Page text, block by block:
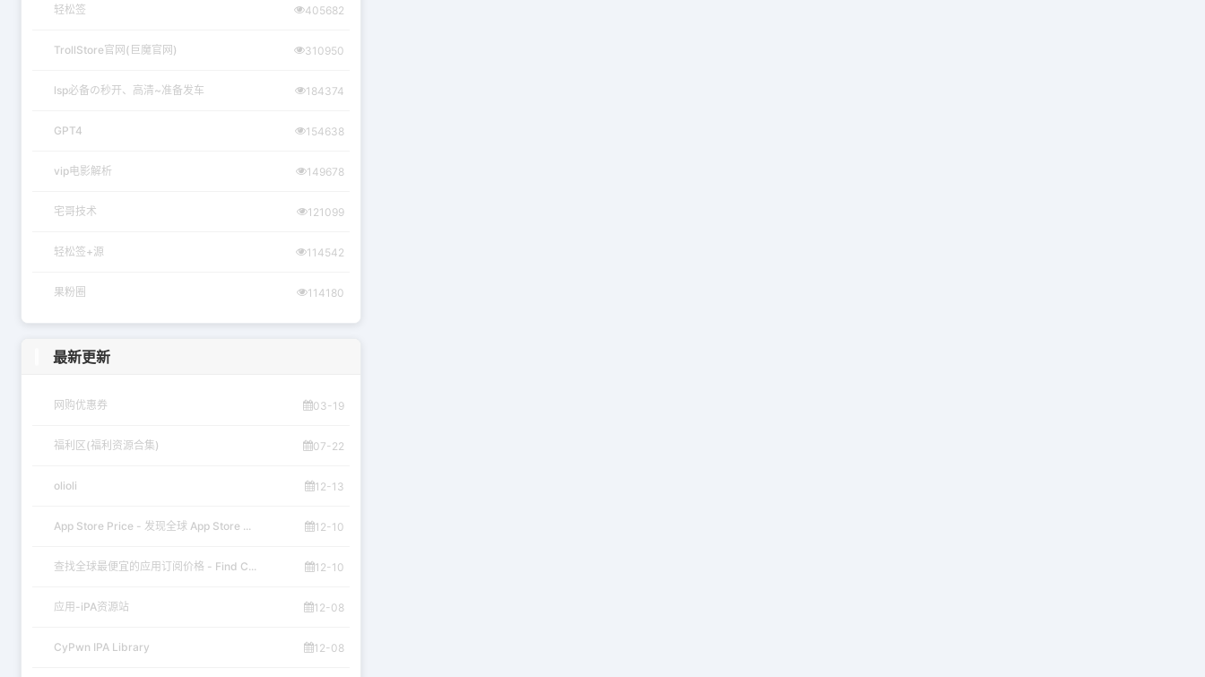
轻松签 405682
TrollStore官网(巨魔官网) 310950
lsp必备の秒开、高清~准备发车 184374
GPT4 154638
vip电影解析 149678
宅哥技术 121099
轻松签+源 114542
果粉圈 114180
最新更新
网购优惠券 03-19
福利区(福利资源合集) 07-22
olioli 12-13
App Store Price - 发现全球 App Store ... 12-10
查找全球最便宜的应用订阅价格 - Find C... 12-10
应用-iPA资源站 12-08
CyPwn IPA Library 12-08